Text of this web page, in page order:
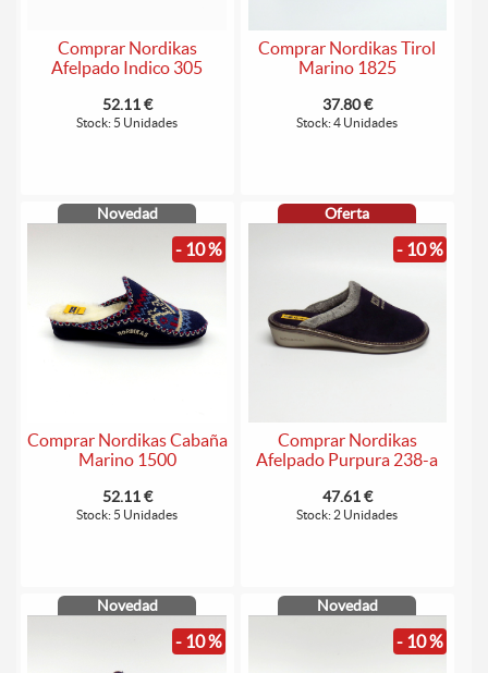
Comprar Nordikas
Afelpado Indico 305
52.11 €
Stock: 5 Unidades
Comprar Nordikas Tirol
Marino 1825
37.80 €
Stock: 4 Unidades
Novedad
- 10 %
Comprar Nordikas Cabaña
Marino 1500
52.11 €
Stock: 5 Unidades
Oferta
- 10 %
Comprar Nordikas
Afelpado Purpura 238-a
47.61 €
Stock: 2 Unidades
Novedad
- 10 %
Novedad
- 10 %